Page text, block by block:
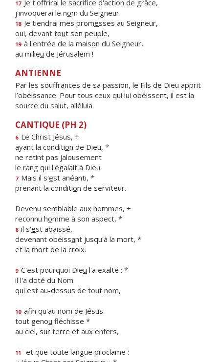
17 Je t'offrirai le sacrifce d'action de grâce,
j'invoquerai le nom du Seigneur.
18 Je tiendrai mes promesses au Seigneur,
oui, devant tout son peuple,
19 à l'entrée de la maison du Seigneur,
au milieu de Jérusalem !
ANTIENNE
Par les souffrances de sa passion, le Fils de Dieu apprit
l’obéissance. Pour tous ceux qui lui obéissent, il est la
source du salut, alléluia.
CANTIQUE (PH 2)
6 Le Christ Jésus, +
ayant la condition de Dieu, *
ne retint pas jalousement
le rang qui l'égalait à Dieu.
7 Mais il s'est anéanti, *
prenant la condition de serviteur.
Devenu semblable aux hommes, +
reconnu homme à son aspect, *
8 il s'est abaissé,
devenant obéissant jusqu'à la mort, *
et la mort de la croix.
9 C'est pourquoi Dieu l'a exalté : *
il l'a doté du Nom
qui est au-dessus de tout nom,
10 afin qu'au nom de Jésus
tout genou fléchisse *
au ciel, sur terre et aux enfers,
11
et que toute langue proclame :